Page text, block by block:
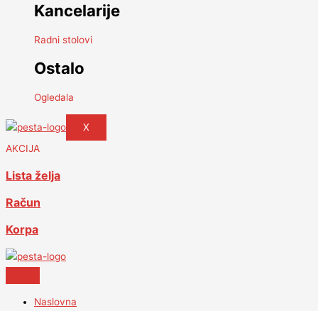
Kancelarije
Radni stolovi
Ostalo
Ogledala
X
AKCIJA
Lista želja
Račun
Korpa
Naslovna